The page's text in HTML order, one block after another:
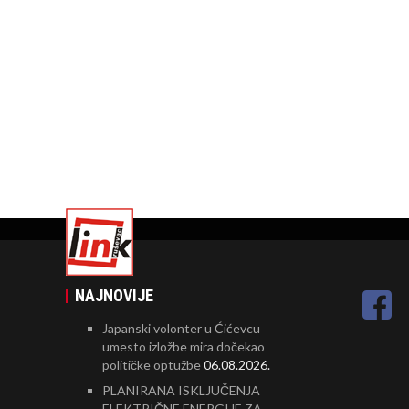
NAJNOVIJE
Japanski volonter u Ćićevcu
umesto izložbe mira dočekao
političke optužbe06.08.2026.
PLANIRANA ISKLJUČENJA